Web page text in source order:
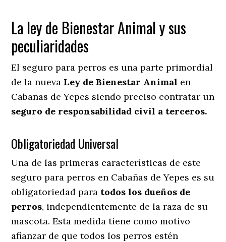
La ley de Bienestar Animal y sus
peculiaridades
El seguro para perros es una parte primordial
de la nueva Ley de Bienestar Animal en
Cabañas de Yepes siendo preciso contratar un
seguro de responsabilidad civil a terceros.
Obligatoriedad Universal
Una de las primeras características de este
seguro para perros en Cabañas de Yepes es su
obligatoriedad para todos los dueños de
perros, independientemente de la raza de su
mascota. Esta medida tiene como motivo
afianzar de que todos los perros estén